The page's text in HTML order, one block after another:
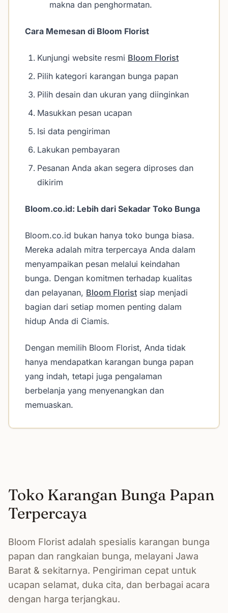
makna dan penghormatan.
Cara Memesan di Bloom Florist
Kunjungi website resmi Bloom Florist
Pilih kategori karangan bunga papan
Pilih desain dan ukuran yang diinginkan
Masukkan pesan ucapan
Isi data pengiriman
Lakukan pembayaran
Pesanan Anda akan segera diproses dan
dikirim
Bloom.co.id: Lebih dari Sekadar Toko Bunga
Bloom.co.id bukan hanya toko bunga biasa.
Mereka adalah mitra terpercaya Anda dalam
menyampaikan pesan melalui keindahan
bunga. Dengan komitmen terhadap kualitas
dan pelayanan, Bloom Florist siap menjadi
bagian dari setiap momen penting dalam
hidup Anda di Ciamis.
Dengan memilih Bloom Florist, Anda tidak
hanya mendapatkan karangan bunga papan
yang indah, tetapi juga pengalaman
berbelanja yang menyenangkan dan
memuaskan.
Toko Karangan Bunga Papan
Terpercaya
Bloom Florist adalah spesialis karangan bunga
papan dan rangkaian bunga, melayani Jawa
Barat & sekitarnya. Pengiriman cepat untuk
ucapan selamat, duka cita, dan berbagai acara
dengan harga terjangkau.